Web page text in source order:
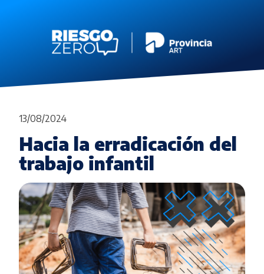
13/08/2024
Hacia la erradicación del
trabajo infantil